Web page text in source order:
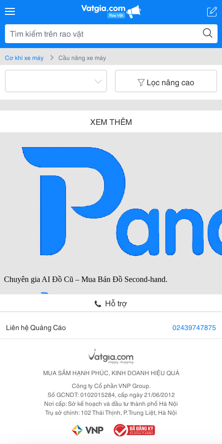
Cơ khí xe máy Cầu nâng xe máy
Lọc nâng cao
XEM THÊM
Hỗ trợ
Liên hệ Quảng Cáo 02439747875
MUA SẮM HẠNH PHÚC, KINH DOANH HIỆU QUẢ
Công ty Cổ phần VNP Group.
Số GCNDT: 0102015284, cấp ngày 21/06/2012
Nơi cấp: Sở kế hoạch và đầu tư thành phố Hà Nội
Trụ sở chính: 102 Thái Thịnh, P. Trung Liệt, Hà Nội